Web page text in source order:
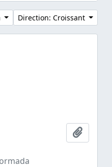
Direction: Croissant
Ajouter